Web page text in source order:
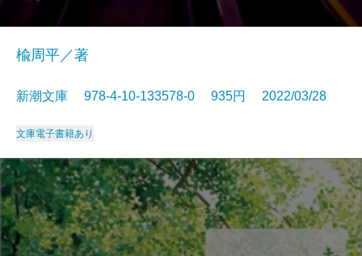
楡周平／著
新潮文庫 978-4-10-133578-0 935円 2022/03/28
文庫電子書籍あり